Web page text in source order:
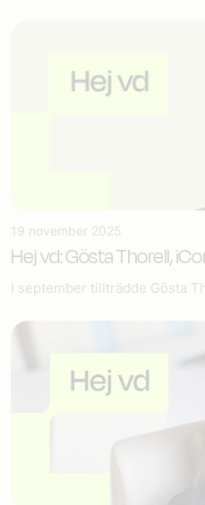
19 november 2025
Hej vd: Gösta Thorell,
I september tillträdde Gösta